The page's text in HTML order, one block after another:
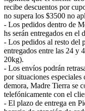
recibe descuentos por
no supera los $3500 no
- Los pedidos dentro de
hs serán entregados en
- Los pedidos al resto del
entregados entre las 24 y
20kg).
- Los envíos podrán
por situaciones
demora, Madre Tierra se
telefónicamente con el
- El plazo de entrega en